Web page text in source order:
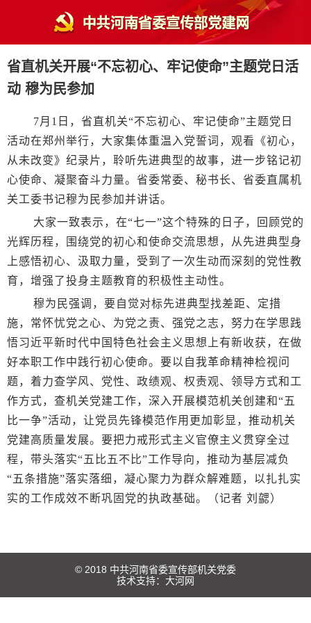
省直机关开展“不忘初心、牢记使命”主题党日活
动 穆为民参加
7月1日，省直机关“不忘初心、牢记使命”主题党日
活动在郑州举行，大家集体重温入党誓词，观看《初心，
从未改变》纪录片，聆听先进典型的故事，进一步铭记初
心使命、凝聚奋斗力量。省委常委、秘书长、省委直属机
关工委书记穆为民参加并讲话。
大家一致表示，在“七一”这个特殊的日子，回顾党的
光辉历程，围绕党的初心和使命交流思想，从先进典型身
上感悟初心、汲取力量，受到了一次生动而深刻的党性教
育，增强了投身主题教育的积极性主动性。
穆为民强调，要自觉对标先进典型找差距、定措
施，常怀忧党之心、为党之责、强党之志，努力在学思践
悟习近平新时代中国特色社会主义思想上有新收获，在做
好本职工作中践行初心使命。要以自我革命精神检视问
题，着力查学风、党性、政绩观、权责观、领导方式和工
作方式，查机关党建工作，深入开展模范机关创建和“五
比一争”活动，让党员先锋模范作用更加彰显，推动机关
党建高质量发展。要把力戒形式主义官僚主义贯穿全过
程，带头落实“五比五不比”工作导向，推动为基层减负
“五条措施”落实落细，凝心聚力为群众解难题，以扎扎实
实的工作成效不断巩固党的执政基础。（记者 刘勰）
© 2018 中共河南省委宣传部机关党委
技术支持： 大河网